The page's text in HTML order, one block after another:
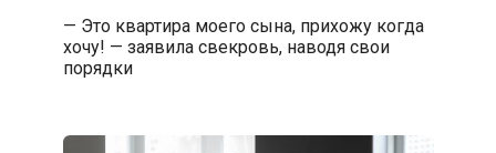
— Это квартира моего сына, прихожу когда
хочу! — заявила свекровь, наводя свои
порядки